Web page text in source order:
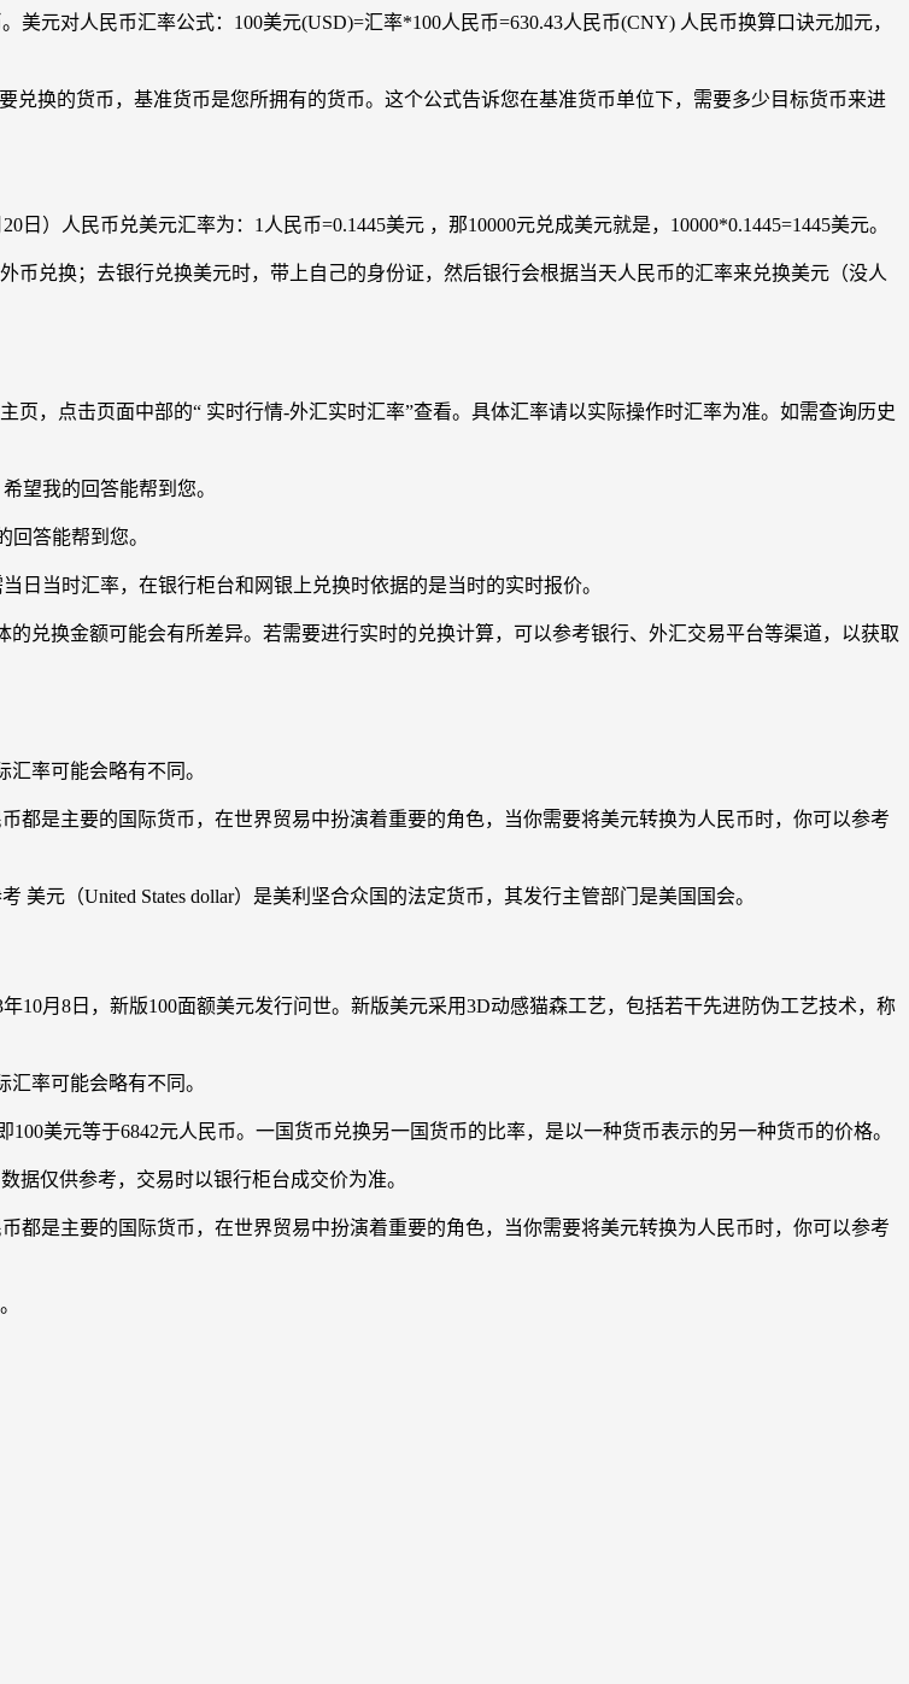
元对人民币汇率公式：100美元(USD)=汇率*100人民币=630.43人民币(CNY) 人民币换算口诀元加元，
换的货币，基准货币是您所拥有的货币。这个公式告诉您在基准货币单位下，需要多少目标货币来进
）人民币兑美元汇率为：1人民币=0.1445美元 ，那10000元兑成美元就是，10000*0.1445=1445美元。
币兑换；去银行兑换美元时，带上自己的身份证，然后银行会根据当天人民币的汇率来兑换美元（没人
，点击页面中部的“ 实时行情-外汇实时汇率”查看。具体汇率请以实际操作时汇率为准。如需查询历史
望我的回答能帮到您。
回答能帮到您。
日当时汇率，在银行柜台和网银上兑换时依据的是当时的实时报价。
兑换金额可能会有所差异。若需要进行实时的兑换计算，可以参考银行、外汇交易平台等渠道，以获取
率可能会略有不同。
都是主要的国际货币，在世界贸易中扮演着重要的角色，当你需要将美元转换为人民币时，你可以参考
美元（United States dollar）是美利坚合众国的法定货币，其发行主管部门是美国国会。
10月8日，新版100面额美元发行问世。新版美元采用3D动感猫森工艺，包括若干先进防伪工艺技术，称
率可能会略有不同。
美元等于6842元人民币。一国货币兑换另一国货币的比率，是以一种货币表示的另一种货币的价格。
据仅供参考，交易时以银行柜台成交价为准。
都是主要的国际货币，在世界贸易中扮演着重要的角色，当你需要将美元转换为人民币时，你可以参考